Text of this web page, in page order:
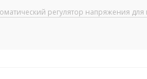
регулятор напряжения для